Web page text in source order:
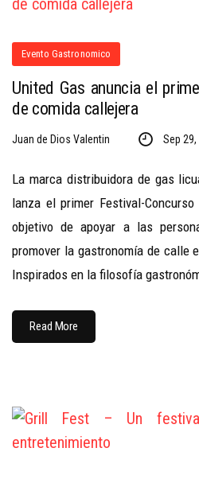
Evento Gastronomico
United Gas anuncia el
de comida callejera
Juan de Dios Valentin Sep 29,
La marca distribuidora de gas
lanza el primer Festival-
objetivo de apoyar a las
promover la gastronomía de calle
Inspirados en la filosofía
Read More